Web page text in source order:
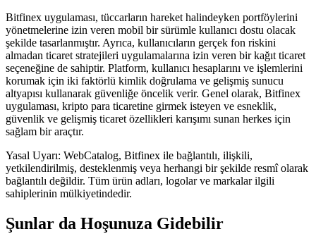
Bitfinex uygulaması, tüccarların hareket halindeyken portföylerini
yönetmelerine izin veren mobil bir sürümle kullanıcı dostu olacak
şekilde tasarlanmıştır. Ayrıca, kullanıcıların gerçek fon riskini
almadan ticaret stratejileri uygulamalarına izin veren bir kağıt ticaret
seçeneğine de sahiptir. Platform, kullanıcı hesaplarını ve işlemlerini
korumak için iki faktörlü kimlik doğrulama ve gelişmiş sunucu
altyapısı kullanarak güvenliğe öncelik verir. Genel olarak, Bitfinex
uygulaması, kripto para ticaretine girmek isteyen ve esneklik,
güvenlik ve gelişmiş ticaret özellikleri karışımı sunan herkes için
sağlam bir araçtır.
Yasal Uyarı: WebCatalog, Bitfinex ile bağlantılı, ilişkili,
yetkilendirilmiş, desteklenmiş veya herhangi bir şekilde resmî olarak
bağlantılı değildir. Tüm ürün adları, logolar ve markalar ilgili
sahiplerinin mülkiyetindedir.
Şunlar da Hoşunuza Gidebilir